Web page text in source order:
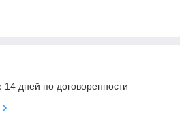
14 дней по договоренности